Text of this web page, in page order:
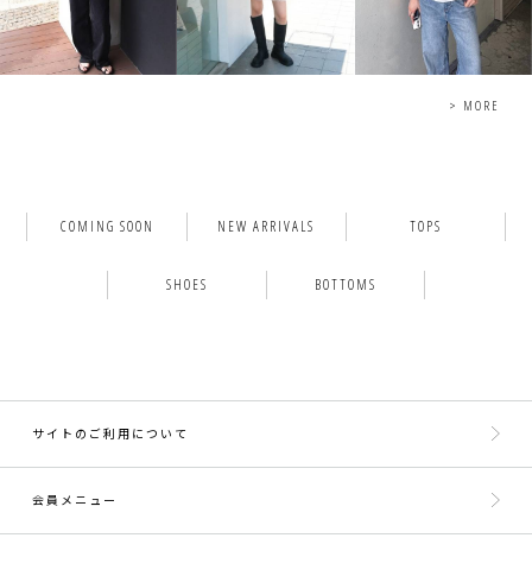
> MORE
COMING SOON NEW ARRIVALS TOPS
SHOES BOTTOMS
サイトのご利用について
会員メニュー